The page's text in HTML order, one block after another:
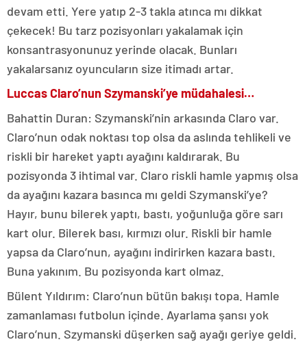
devam etti. Yere yatıp 2-3 takla atınca mı dikkat
çekecek! Bu tarz pozisyonları yakalamak için
konsantrasyonunuz yerinde olacak. Bunları
yakalarsanız oyuncuların size itimadı artar.
Luccas Claro’nun Szymanski’ye müdahalesi…
Bahattin Duran: Szymanski’nin arkasında Claro var.
Claro’nun odak noktası top olsa da aslında tehlikeli ve
riskli bir hareket yaptı ayağını kaldırarak. Bu
pozisyonda 3 ihtimal var. Claro riskli hamle yapmış olsa
da ayağını kazara basınca mı geldi Szymanski’ye?
Hayır, bunu bilerek yaptı, bastı, yoğunluğa göre sarı
kart olur. Bilerek bası, kırmızı olur. Riskli bir hamle
yapsa da Claro’nun, ayağını indirirken kazara bastı.
Buna yakınım. Bu pozisyonda kart olmaz.
Bülent Yıldırım: Claro’nun bütün bakışı topa. Hamle
zamanlaması futbolun içinde. Ayarlama şansı yok
Claro’nun. Szymanski düşerken sağ ayağı geriye geldi.